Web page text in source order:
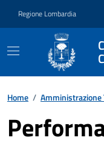
Regione Lombardia
Home / Amministrazione